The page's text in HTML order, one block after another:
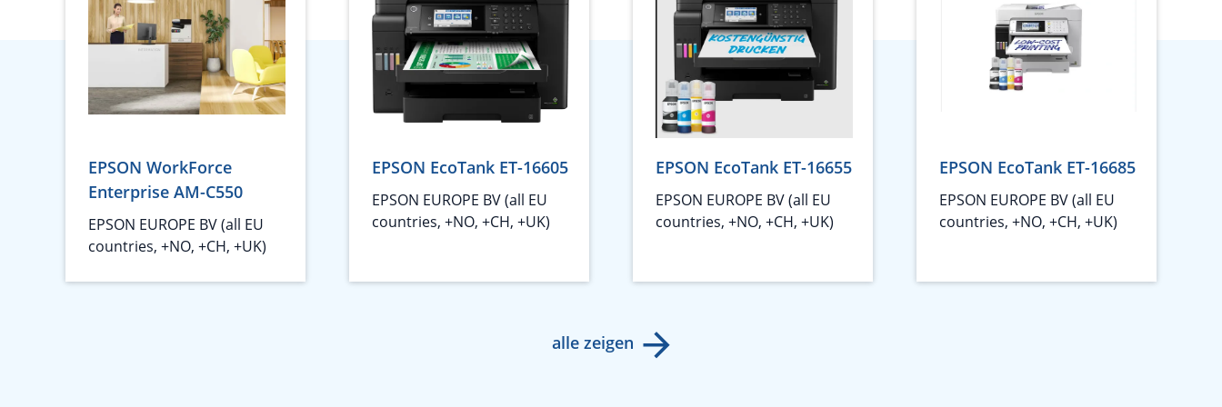
EPSON WorkForce
Enterprise AM-C550
EPSON EUROPE BV (all EU
countries, +NO, +CH, +UK)
EPSON EcoTank ET-16605
EPSON EUROPE BV (all EU
countries, +NO, +CH, +UK)
EPSON EcoTank ET-16655
EPSON EUROPE BV (all EU
countries, +NO, +CH, +UK)
EPSON EcoTank ET-16685
EPSON EUROPE BV (all EU
countries, +NO, +CH, +UK)
alle zeigen